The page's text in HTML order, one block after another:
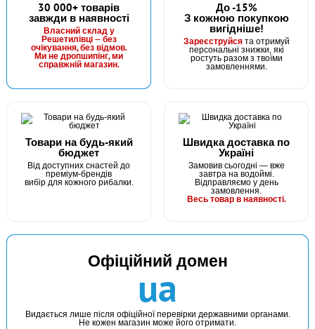
30 000+ товарів
завжди в наявності
Власний склад у
Решетилівці — без
очікування, без відмов.
Ми не дропшипінг, ми
справжній магазин.
До -15%
З кожною покупкою
вигідніше!
Зареєструйсята отримуй
персональні знижки, які
ростуть разом з твоїми
замовленнями.
Товари на будь-який
бюджет
Від доступних снастей до
преміум-брендів
вибір для кожного рибалки.
Швидка доставка по
Україні
Замовив сьогодні — вже
завтра на водоймі.
Відправляємо у день
замовлення.
Весь товар в наявності.
Офіційний домен
ua
Видається лише після офіційної перевірки державними органами.
Не кожен магазин може його отримати.